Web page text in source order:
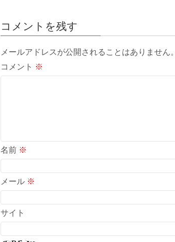
コメントを残す
メールアドレスが公開されることはありません。
コメント ※
名前 ※
メール ※
サイト